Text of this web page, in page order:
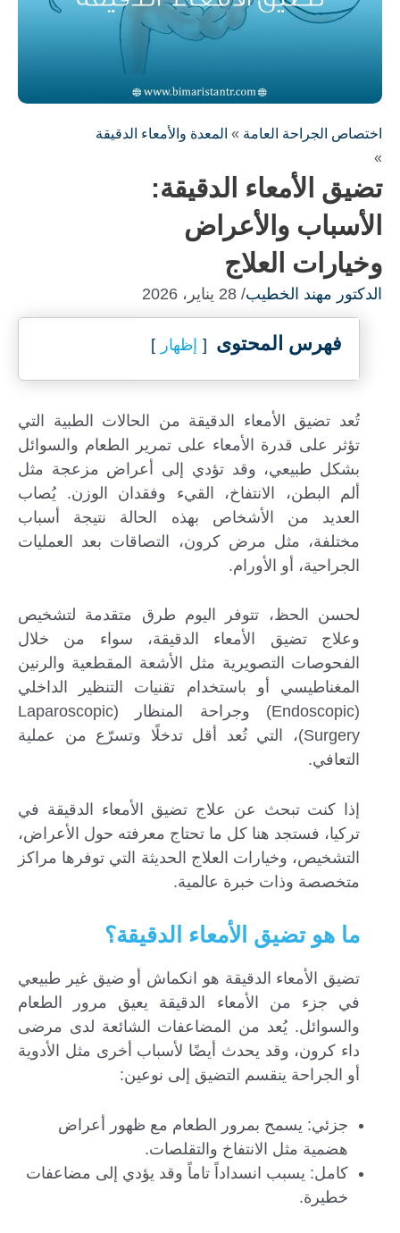
اختصاص الجراحة العامة » المعدة والأمعاء الدقيقة
»
تضيق الأمعاء الدقيقة:
الأسباب والأعراض
وخيارات العلاج
الدكتور مهند الخطيب/ 28 يناير، 2026
فهرس المحتوى إظهار
تُعد تضيق الأمعاء الدقيقة من الحالات الطبية التي
تؤثر على قدرة الأمعاء على تمرير الطعام والسوائل
بشكل طبيعي، وقد تؤدي إلى أعراض مزعجة مثل
ألم البطن، الانتفاخ، القيء وفقدان الوزن. يُصاب
العديد من الأشخاص بهذه الحالة نتيجة أسباب
مختلفة، مثل مرض كرون، التصاقات بعد العمليات
الجراحية، أو الأورام.
لحسن الحظ، تتوفر اليوم طرق متقدمة لتشخيص
وعلاج تضيق الأمعاء الدقيقة، سواء من خلال
الفحوصات التصويرية مثل الأشعة المقطعية والرنين
المغناطيسي أو باستخدام تقنيات التنظير الداخلي
(Endoscopic) وجراحة المنظار (Laparoscopic
Surgery)، التي تُعد أقل تدخلًا وتسرّع من عملية
التعافي.
إذا كنت تبحث عن علاج تضيق الأمعاء الدقيقة في
تركيا، فستجد هنا كل ما تحتاج معرفته حول الأعراض،
التشخيص، وخيارات العلاج الحديثة التي توفرها مراكز
متخصصة وذات خبرة عالمية.
ما هو تضيق الأمعاء الدقيقة؟
تضيق الأمعاء الدقيقة هو انكماش أو ضيق غير طبيعي
في جزء من الأمعاء الدقيقة يعيق مرور الطعام
والسوائل. يُعد من المضاعفات الشائعة لدى مرضى
داء كرون، وقد يحدث أيضًا لأسباب أخرى مثل الأدوية
أو الجراحة ينقسم التضيق إلى نوعين:
جزئي: يسمح بمرور الطعام مع ظهور أعراض
هضمية مثل الانتفاخ والتقلصات.
كامل: يسبب انسداداً تاماً وقد يؤدي إلى مضاعفات
خطيرة.